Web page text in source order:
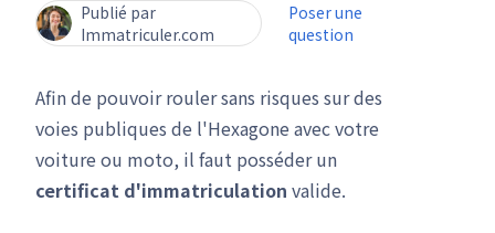
Publié par
Immatriculer.com
Poser une
question
Afin de pouvoir rouler sans risques sur des
voies publiques de l'Hexagone avec votre
voiture ou moto, il faut posséder un
certificat d'immatriculation valide.